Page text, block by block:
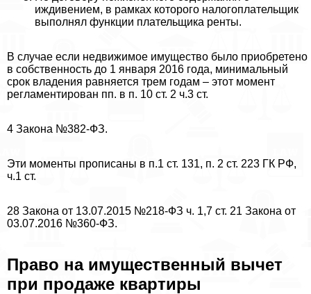
иждивением, в рамках которого налогоплательщик
выполнял функции плательщика ренты.
В случае если недвижимое имущество было приобретено
в собственность до 1 января 2016 года, минимальный
срок владения равняется трем годам – этот момент
регламентирован пп. в п. 10 ст. 2 ч.3 ст.
4 Закона №382-ФЗ.
Эти моменты прописаны в п.1 ст. 131, п. 2 ст. 223 ГК РФ,
ч.1 ст.
28 Закона от 13.07.2015 №218-ФЗ ч. 1,7 ст. 21 Закона от
03.07.2016 №360-ФЗ.
Право на имущественный вычет
при продаже квартиры